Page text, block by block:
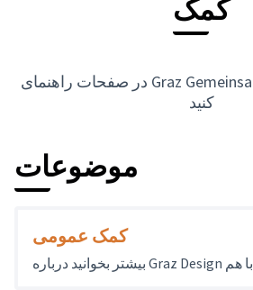
کمک
در صفحات راهنمای Graz Gemeinsam Gestalten حرکت
کنید
موضوعات
کمک عمومی
بیشتر بخوانید درباره Graz Design با هم